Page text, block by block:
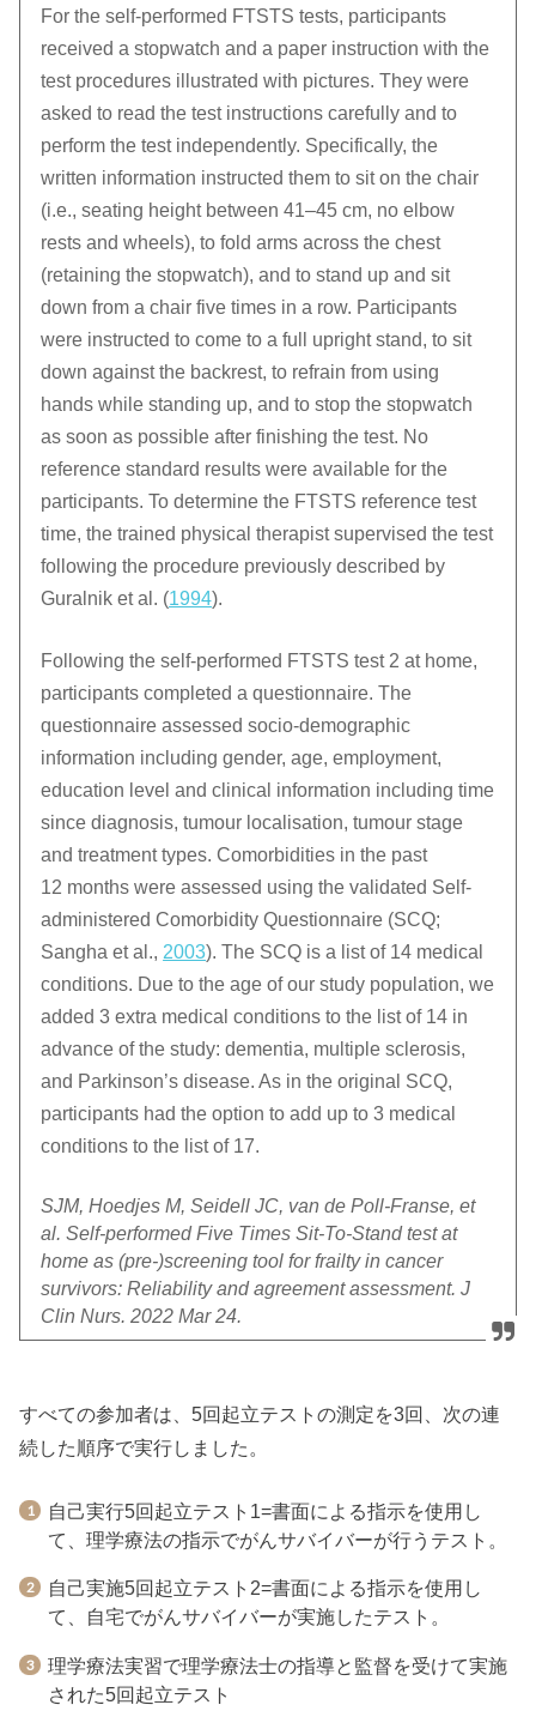
For the self-performed FTSTS tests, participants
received a stopwatch and a paper instruction with the
test procedures illustrated with pictures. They were
asked to read the test instructions carefully and to
perform the test independently. Specifically, the
written information instructed them to sit on the chair
(i.e., seating height between 41–45 cm, no elbow
rests and wheels), to fold arms across the chest
(retaining the stopwatch), and to stand up and sit
down from a chair five times in a row. Participants
were instructed to come to a full upright stand, to sit
down against the backrest, to refrain from using
hands while standing up, and to stop the stopwatch
as soon as possible after finishing the test. No
reference standard results were available for the
participants. To determine the FTSTS reference test
time, the trained physical therapist supervised the test
following the procedure previously described by
Guralnik et al. (1994).
Following the self-performed FTSTS test 2 at home,
participants completed a questionnaire. The
questionnaire assessed socio-demographic
information including gender, age, employment,
education level and clinical information including time
since diagnosis, tumour localisation, tumour stage
and treatment types. Comorbidities in the past
12 months were assessed using the validated Self-
administered Comorbidity Questionnaire (SCQ;
Sangha et al., 2003). The SCQ is a list of 14 medical
conditions. Due to the age of our study population, we
added 3 extra medical conditions to the list of 14 in
advance of the study: dementia, multiple sclerosis,
and Parkinson’s disease. As in the original SCQ,
participants had the option to add up to 3 medical
conditions to the list of 17.
SJM, Hoedjes M, Seidell JC, van de Poll-Franse, et
al. Self-performed Five Times Sit-To-Stand test at
home as (pre-)screening tool for frailty in cancer
survivors: Reliability and agreement assessment. J
Clin Nurs. 2022 Mar 24.
すべての参加者は、5回起立テストの測定を3回、次の連
続した順序で実行しました。
自己実行5回起立テスト1=書面による指示を使用し
て、理学療法の指示でがんサバイバーが行うテスト。
自己実施5回起立テスト2=書面による指示を使用し
て、自宅でがんサバイバーが実施したテスト。
理学療法実習で理学療法士の指導と監督を受けて実施
された5回起立テスト